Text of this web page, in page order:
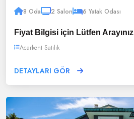
8 Oda 2 Salon 6 Yatak Odası
Fiyat Bilgisi için Lütfen Arayınız
Acarkent Satılık
DETAYLARI GÖR